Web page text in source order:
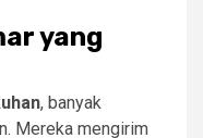
yang
, banyak
Mereka mengirim